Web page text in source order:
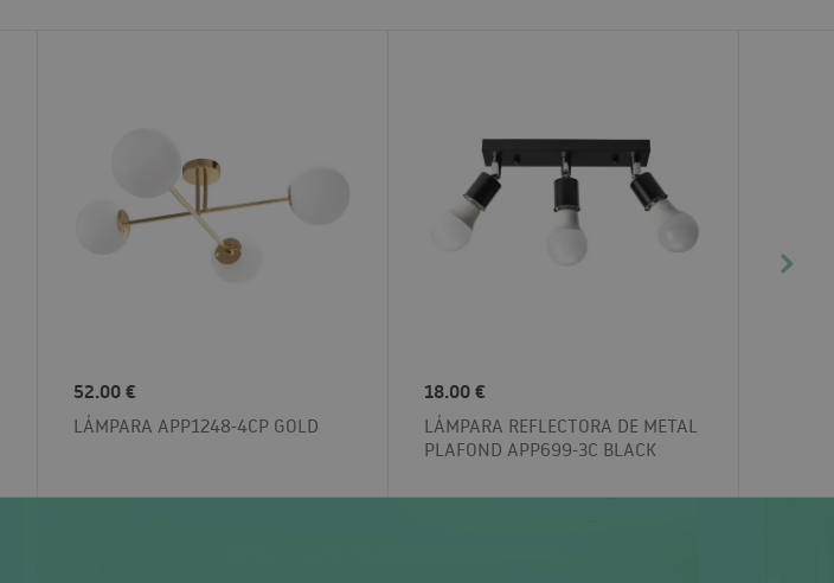
52.00 €
LÁMPARA APP1248-4CP GOLD
18.00 €
LÁMPARA REFLECTORA DE METAL
PLAFOND APP699-3C BLACK